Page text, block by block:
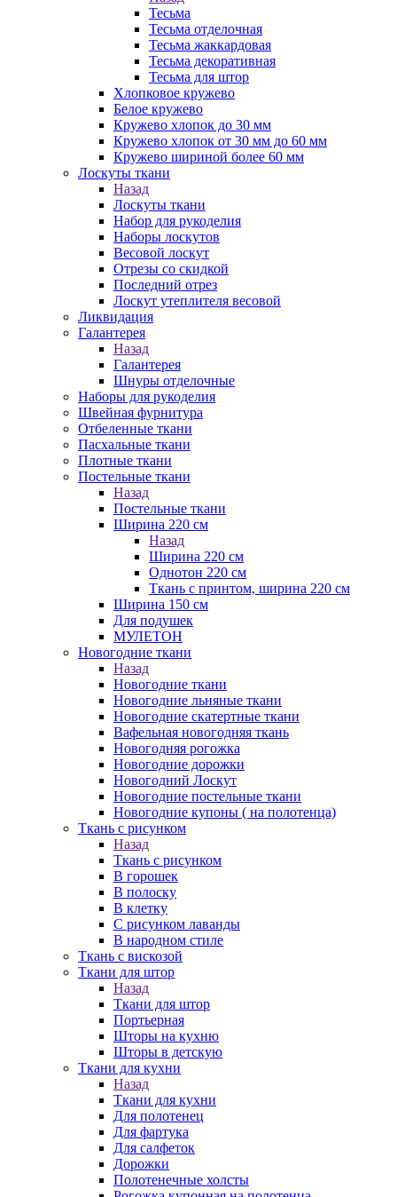
Тесьма
Тесьма отделочная
Тесьма жаккардовая
Тесьма декоративная
Тесьма для штор
Хлопковое кружево
Белое кружево
Кружево хлопок до 30 мм
Кружево хлопок от 30 мм до 60 мм
Кружево шириной более 60 мм
Лоскуты ткани
Назад
Лоскуты ткани
Набор для рукоделия
Наборы лоскутов
Весовой лоскут
Отрезы со скидкой
Последний отрез
Лоскут утеплителя весовой
Ликвидация
Галантерея
Назад
Галантерея
Шнуры отделочные
Наборы для рукоделия
Швейная фурнитура
Отбеленные ткани
Пасхальные ткани
Плотные ткани
Постельные ткани
Назад
Постельные ткани
Ширина 220 см
Назад
Ширина 220 см
Однотон 220 см
Ткань с принтом, ширина 220 см
Ширина 150 см
Для подушек
МУЛЕТОН
Новогодние ткани
Назад
Новогодние ткани
Новогодние льняные ткани
Новогодние скатертные ткани
Вафельная новогодняя ткань
Новогодняя рогожка
Новогодние дорожки
Новогодний Лоскут
Новогодние постельные ткани
Новогодние купоны ( на полотенца)
Ткань с рисунком
Назад
Ткань с рисунком
В горошек
В полоску
В клетку
С рисунком лаванды
В народном стиле
Ткань с вискозой
Ткани для штор
Назад
Ткани для штор
Портьерная
Шторы на кухню
Шторы в детскую
Ткани для кухни
Назад
Ткани для кухни
Для полотенец
Для фартука
Для салфеток
Дорожки
Полотенечные холсты